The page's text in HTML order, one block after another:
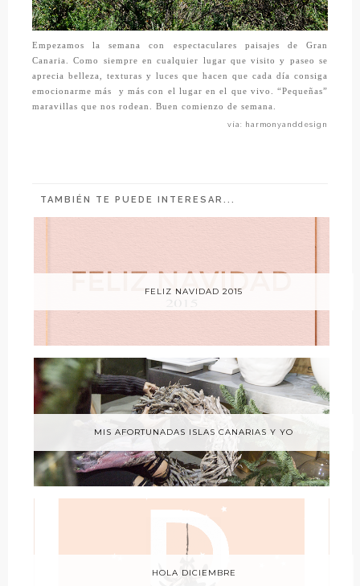
Empezamos la semana con espectaculares paisajes de Gran
Canaria. Como siempre en cualquier lugar que visito y paseo se
aprecia belleza, texturas y luces que hacen que cada día consiga
emocionarme más y más con el lugar en el que vivo. “Pequeñas”
maravillas que nos rodean. Buen comienzo de semana.
vía: harmonyanddesign
TAMBIÉN TE PUEDE INTERESAR...
FELIZ NAVIDAD 2015
MIS AFORTUNADAS ISLAS CANARIAS Y YO
HOLA DICIEMBRE